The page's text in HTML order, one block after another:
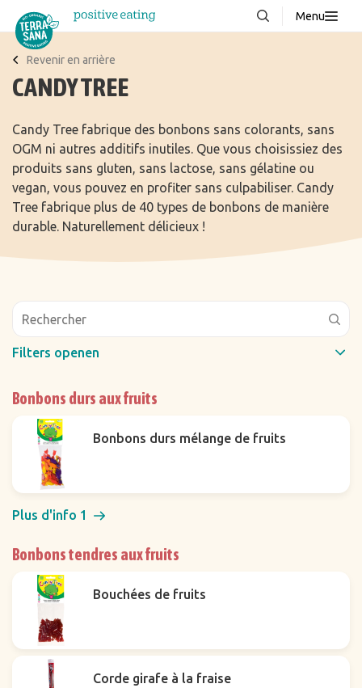
Menu
À propos de nous
Blog
FAQ
Contacter
Téléchargements
Recettes
Revenir en arrière
CANDY TREE
Candy Tree fabrique des bonbons sans colorants, sans
OGM ni autres additifs inutiles. Que vous choisissiez des
produits sans gluten, sans lactose, sans gélatine ou
vegan, vous pouvez en profiter sans culpabiliser. Candy
Tree fabrique plus de 40 types de bonbons de manière
durable. Naturellement délicieux !
Filters openen
Groupes de produits
Bonbons durs aux fruits
Bonbons durs mélange de fruits
Plus d'info 1
Bonbons tendres aux fruits
Bouchées de fruits
Corde girafe à la fraise